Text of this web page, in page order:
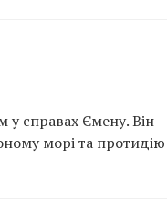
справах Ємену. Він
морі та протидію